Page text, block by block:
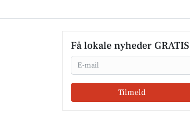
Få lokale nyheder GRATIS
Email
Tilmeld